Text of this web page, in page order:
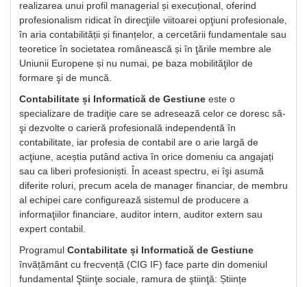
realizarea unui profil managerial și execuțional, oferind
profesionalism ridicat în direcţiile viitoarei opţiuni profesionale,
în aria contabilității și finanțelor, a cercetării fundamentale sau
teoretice în societatea românească și în ţările membre ale
Uniunii Europene și nu numai, pe baza mobilităţilor de
formare şi de muncă.
Contabilitate și Informatică de Gestiune este o
specializare de tradiţie care se adresează celor ce doresc să-
şi dezvolte o carieră profesională independentă în
contabilitate, iar profesia de contabil are o arie largă de
acţiune, aceștia putând activa în orice domeniu ca angajați
sau ca liberi profesioniști. În aceast spectru, ei îşi asumă
diferite roluri, precum acela de manager financiar, de membru
al echipei care configurează sistemul de producere a
informaţiilor financiare, auditor intern, auditor extern sau
expert contabil.
Programul Contabilitate și Informatică de Gestiune
învățământ cu frecvență (CIG IF) face parte din domeniul
fundamental Ştiinţe sociale, ramura de ştiinţă: Științe